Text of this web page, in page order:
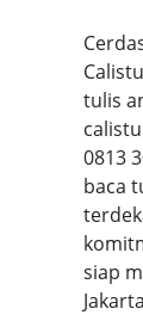
tulis
0813
baca
siap